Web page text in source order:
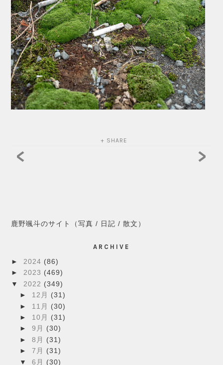
+ SHARE
< >
鹿野颯斗のサイト（写真 / 日記 / 散文）
ARCHIVE
► 2024 (86)
►2023 (469)
▼ 2022 (349)
► 12月 (31)
► 11月 (30)
► 10月 (31)
►9月 (30)
►8月 (31)
►7月 (31)
▼6月 (30)